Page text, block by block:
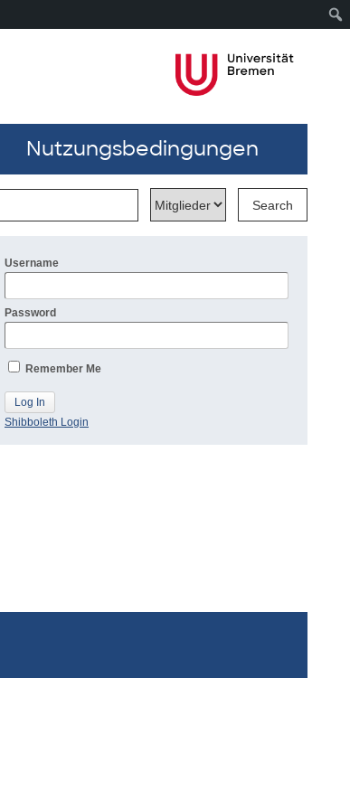
Nutzungsbedingungen
Username
Password
Remember Me
Shibboleth Login